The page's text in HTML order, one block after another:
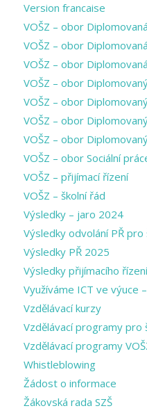
Version francaise
VOŠZ – obor
VOŠZ – obor
VOŠZ – obor
VOŠZ – obor
VOŠZ – obor
VOŠZ – obor
VOŠZ – obor
VOŠZ – obor Sociální
VOŠZ – přijímací řízení
VOŠZ – školní řád
Výsledky – jaro 2024
Výsledky odvolání PŘ
Výsledky PŘ 2025
Výsledky přijímacího
Využíváme ICT ve výuce
Vzdělávací kurzy
Vzdělávací programy pro
Vzdělávací programy
Whistleblowing
Žádost o informace
Žákovská rada SZŠ